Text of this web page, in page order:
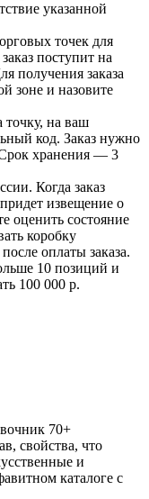
указанной
точек для
поступит на
получения заказа
зоне и назовите
точку, на ваш
код. Заказ нужно
Срок хранения — 3
Когда заказ
извещение о
оценить состояние
коробку
оплаты заказа.
10 позиций и
100 000 р.
70+
свойства, что
и
каталоге с